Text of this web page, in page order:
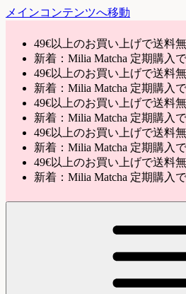
メインコンテンツへ移動
49€以上のお買い上げで送料
新着：Milia Matcha 定期購入
49€以上のお買い上げで送料
新着：Milia Matcha 定期購入
49€以上のお買い上げで送料
新着：Milia Matcha 定期購入
49€以上のお買い上げで送料
新着：Milia Matcha 定期購入
49€以上のお買い上げで送料
新着：Milia Matcha 定期購入